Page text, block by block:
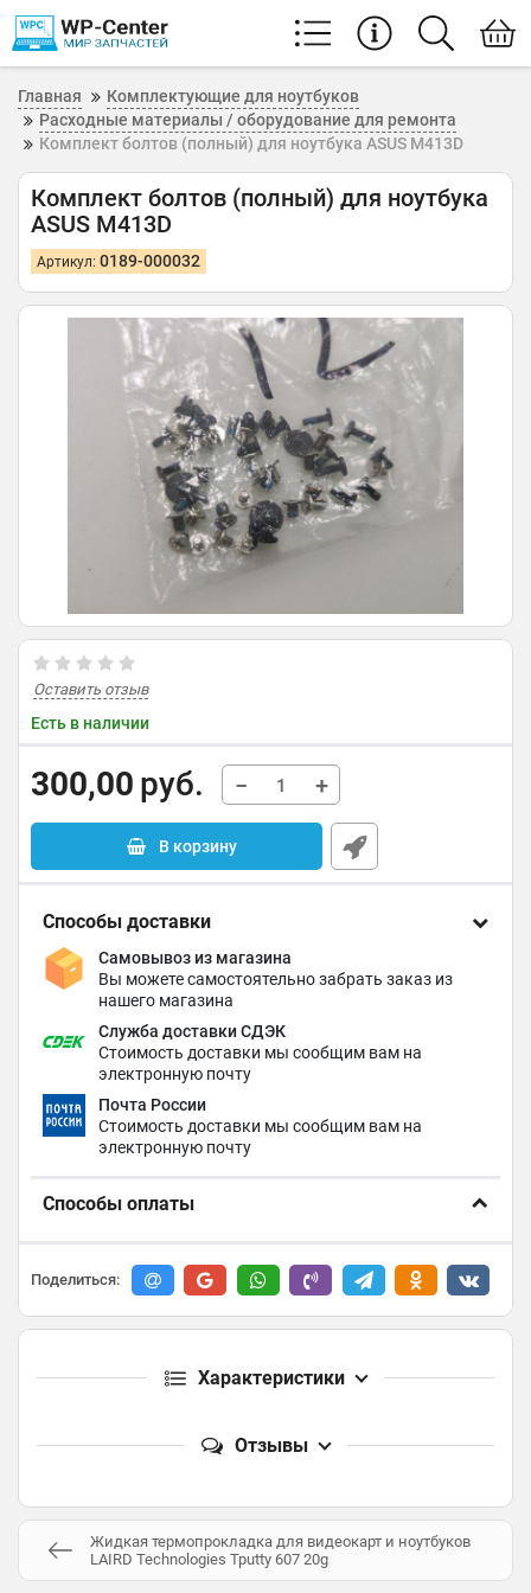
Главная
Комплектующие для ноутбуков
Расходные материалы / оборудование для ремонта
Комплект болтов (полный) для ноутбука ASUS M413D
Комплект болтов (полный) для ноутбука
ASUS M413D
Артикул: 0189-000032
Оставить отзыв
Есть в наличии
300,00 руб. − +
В корзину
Способы доставки
Самовывоз из магазина
Вы можете самостоятельно забрать заказ из
нашего магазина
Служба доставки СДЭК
Стоимость доставки мы сообщим вам на
электронную почту
Почта России
Стоимость доставки мы сообщим вам на
электронную почту
Способы оплаты
Поделиться:
Характеристики
Отзывы
Жидкая термопрокладка для видеокарт и ноутбуков
LAIRD Technologies Tputty 607 20g